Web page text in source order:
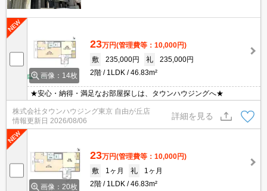
画像：14枚
23万円(管理費等：10,000円)
敷
235,000円 礼
235,000円
2階
1LDK 46.83m²
★安心・納得・満足なお部屋探しは、タウンハウジングへ★
株式会社タウンハウジング東京 自由が丘店
情報更新日 2026/08/06
詳細を見る
画像：20枚
23万円(管理費等：10,000円)
敷
1ヶ月 礼
1ヶ月
2階
1LDK 46.83m²